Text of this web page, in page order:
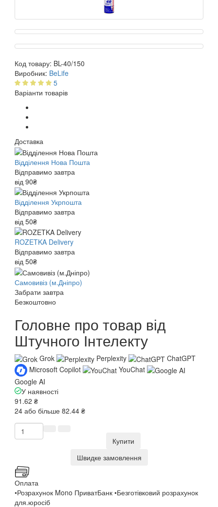
Код товару: BL-40/150
Виробник: BeLife
5
Варіанти товарів
Доставка
Відділення Нова Пошта
Відправимо завтра
від 90₴
Відділення Укрпошта
Відправимо завтра
від 50₴
ROZETKA Delivery
Відправимо завтра
від 50₴
Самовивіз (м.Дніпро)
Забрати завтра
Безкоштовно
Головне про товар від
Штучного Інтелекту
Grok Perplexity
ChatGPT
Microsoft Copilot
YouChat
Google AI
У наявності
91.62 ₴
24 або більше 82.44 ₴
Купити
Швидке замовлення
Оплата
•Розрахунок Mono ПриватБанк •Безготівковий розрахунок
для.юросіб